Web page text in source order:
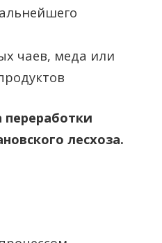
чаев, меда или
лесхоза.